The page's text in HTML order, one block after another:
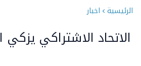
الرئيسية اخبار
الاتحاد الاشتراكي